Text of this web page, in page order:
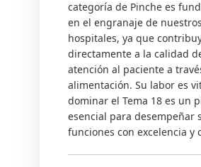
Uso.
Limpieza
De
Locales.
Características
Y
Usos.
Sistemas
De
Limpieza.
categoría de Pinche es
en el engranaje de nuestros
hospitales, ya que
directamente a la calidad
atención al paciente a
alimentación. Su labor es
dominar el Tema 18 es un
esencial para desempeñar
funciones con excelencia y